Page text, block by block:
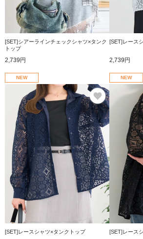
[SET]シアーラインチェックシャツ×タンク
トップ
2,739円
[SET]レース
2,739円
NEW
お気に入り
[SET]レースシャツ×タンクトップ
NEW
[SET]レース